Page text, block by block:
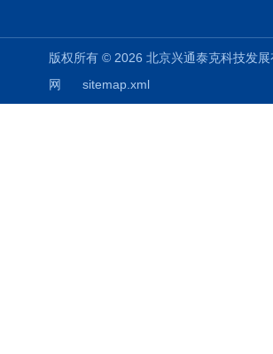
版权所有 © 2026 北京兴通泰克科技
网
sitemap.xml